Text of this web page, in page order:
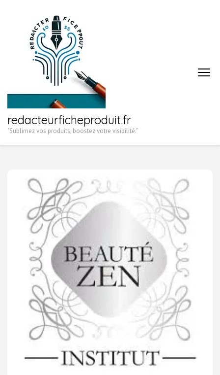
redacteurficheproduit.fr
"Sublimez vos produits, boostez votre visibilité."